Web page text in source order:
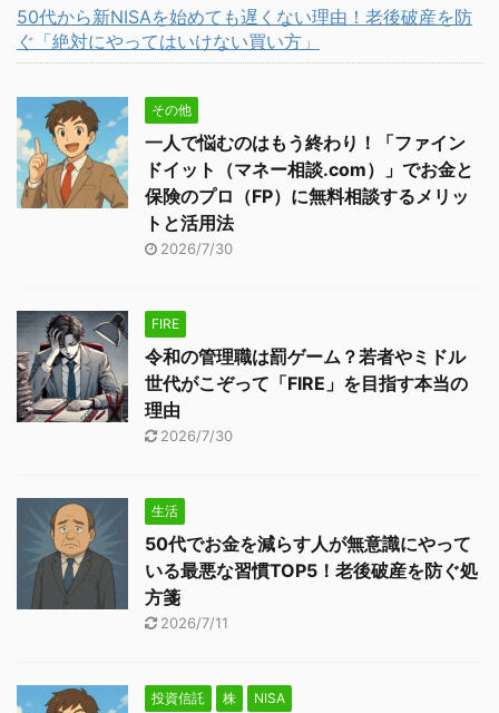
50代から新NISAを始めても遅くない理由！老後破産を防
ぐ「絶対にやってはいけない買い方」
その他
一人で悩むのはもう終わり！「ファイン
ドイット（マネー相談.com）」でお金と
保険のプロ（FP）に無料相談するメリッ
トと活用法
2026/7/30
FIRE
令和の管理職は罰ゲーム？若者やミドル
世代がこぞって「FIRE」を目指す本当の
理由
2026/7/30
生活
50代でお金を減らす人が無意識にやって
いる最悪な習慣TOP5！老後破産を防ぐ処
方箋
2026/7/11
投資信託 株 NISA